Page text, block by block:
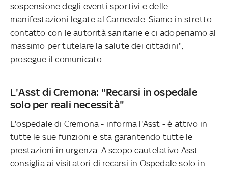
sospensione degli eventi sportivi e delle
manifestazioni legate al Carnevale. Siamo in stretto
contatto con le autorità sanitarie e ci adoperiamo al
massimo per tutelare la salute dei cittadini",
prosegue il comunicato.
L'Asst di Cremona: "Recarsi in ospedale
solo per reali necessità"
L'ospedale di Cremona - informa l'Asst - è attivo in
tutte le sue funzioni e sta garantendo tutte le
prestazioni in urgenza. A scopo cautelativo Asst
consiglia ai visitatori di recarsi in Ospedale solo in